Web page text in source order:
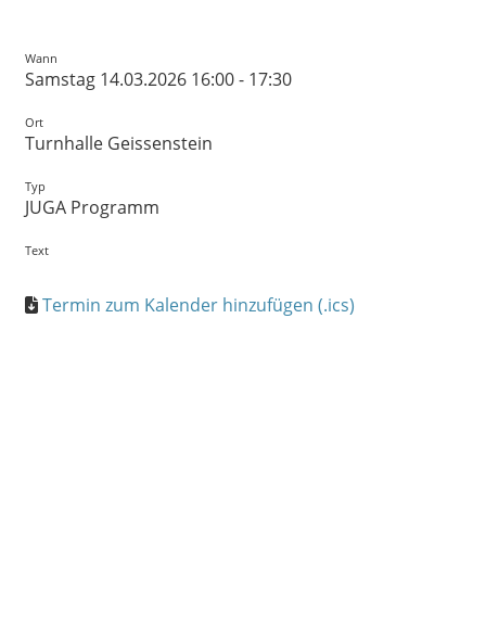
Wann
Samstag 14.03.2026 16:00 - 17:30
Ort
Turnhalle Geissenstein
Typ
JUGA Programm
Text
Termin zum Kalender hinzufügen (.ics)